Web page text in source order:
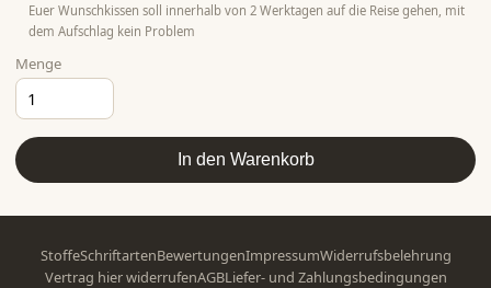
Euer Wunschkissen soll innerhalb von 2 Werktagen auf die Reise gehen, mit
dem Aufschlag kein Problem
Menge
In den Warenkorb
StoffeSchriftartenBewertungenImpressumWiderrufsbelehrung
Vertrag hier widerrufenAGBLiefer- und Zahlungsbedingungen